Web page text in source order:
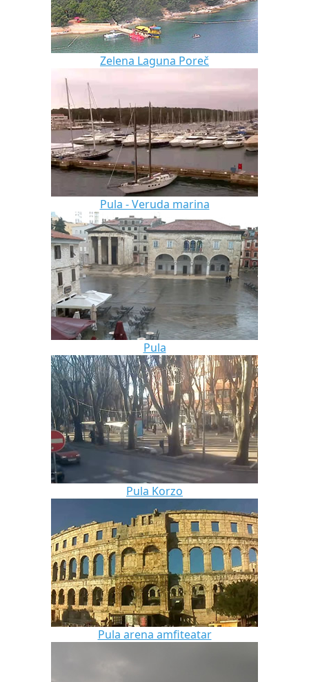
Zelena Laguna Poreč
Pula - Veruda marina
Pula
Pula Korzo
Pula arena amfiteatar